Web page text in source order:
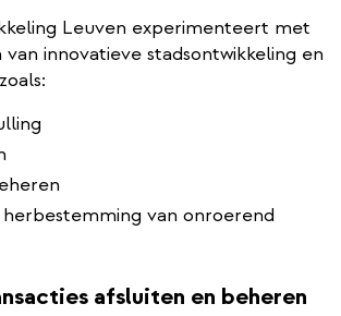
Leuven experimenteert met
innovatieve stadsontwikkeling en
van onroerend
afsluiten en beheren